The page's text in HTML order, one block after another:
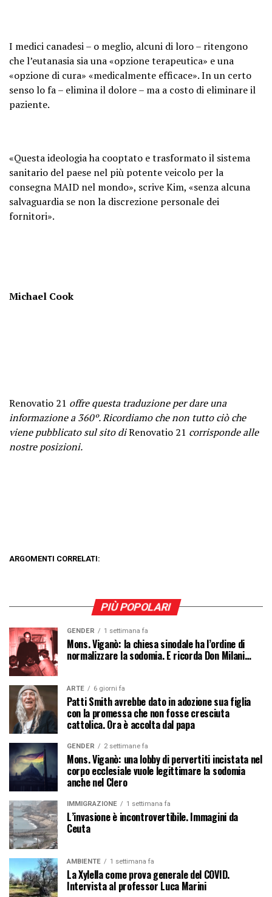
I medici canadesi – o meglio, alcuni di loro – ritengono
che l’eutanasia sia una «opzione terapeutica» e una
«opzione di cura» «medicalmente efficace». In un certo
senso lo fa – elimina il dolore – ma a costo di eliminare il
paziente.
«Questa ideologia ha cooptato e trasformato il sistema
sanitario del paese nel più potente veicolo per la
consegna MAID nel mondo», scrive Kim, «senza alcuna
salvaguardia se non la discrezione personale dei
fornitori».
Michael Cook
Renovatio 21 offre questa traduzione per dare una
informazione a 360º. Ricordiamo che non tutto ciò che
viene pubblicato sul sito diRenovatio 21 corrisponde alle
nostre posizioni.
ARGOMENTI CORRELATI:
PIÙ POPOLARI
GENDER 1 settimana fa
Mons. Viganò: la chiesa sinodale ha l’ordine di
normalizzare la sodomia. E ricorda Don Milani…
ARTE 6 giorni fa
Patti Smith avrebbe dato in adozione sua figlia
con la promessa che non fosse cresciuta
cattolica. Ora è accolta dal papa
GENDER 2 settimane fa
Mons. Viganò: una lobby di pervertiti incistata nel
corpo ecclesiale vuole legittimare la sodomia
anche nel Clero
IMMIGRAZIONE 1 settimana fa
L’invasione è incontrovertibile. Immagini da
Ceuta
AMBIENTE 1 settimana fa
La Xylella come prova generale del COVID.
Intervista al professor Luca Marini